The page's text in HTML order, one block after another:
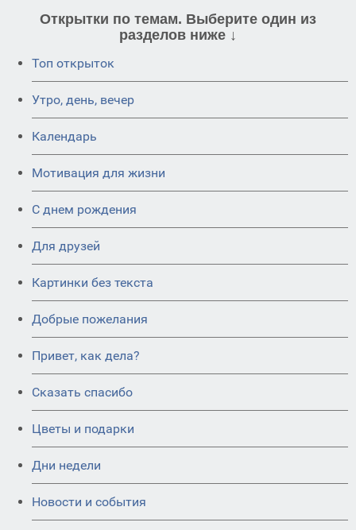
Открытки по темам. Выберите один из
разделов ниже ↓
Топ открыток
Утро, день, вечер
Календарь
Мотивация для жизни
C днем рождения
Для друзей
Картинки без текста
Добрые пожелания
Привет, как дела?
Сказать спасибо
Цветы и подарки
Дни недели
Новости и события